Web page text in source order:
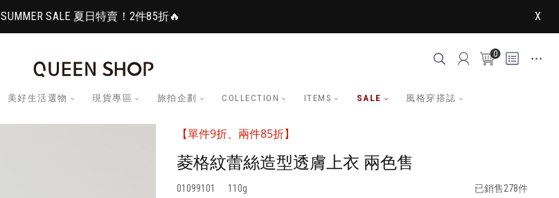
SUMMER SALE 夏日特賣！2件85折🔥 X
0
美好生活選物 現貨專區 旅拍企劃 COLLECTION ITEMS SALE 風格穿搭誌
【單件9折、兩件85折】
菱格紋蕾絲造型透膚上衣 兩色售
01099101 110 已銷售278件